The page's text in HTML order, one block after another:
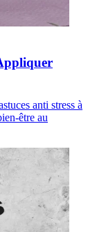
anti stress à
être au